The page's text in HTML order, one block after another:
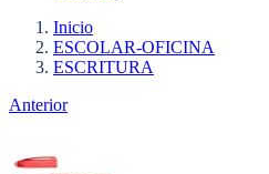
Inicio
ESCOLAR-OFICINA
ESCRITURA
Anterior